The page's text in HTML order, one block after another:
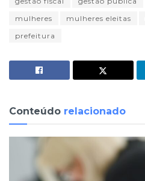
mulheres
mulheres eleitas
prefeitura
Conteúdo relacionado